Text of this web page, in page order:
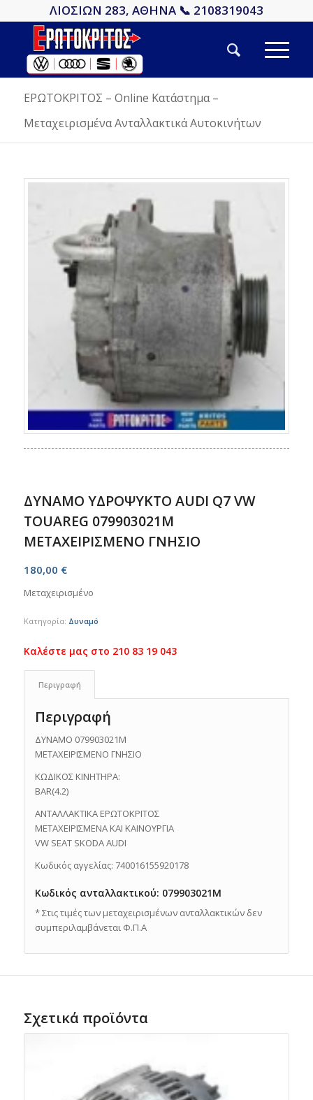
ΛΙΟΣΙΩΝ 283, ΑΘΗΝΑ 📞 2108319043
ΕΡΩΤΟΚΡΙΤΟΣ – Online Κατάστημα –
Μεταχειρισμένα Ανταλλακτικά Αυτοκινήτων
ΔΥΝΑΜΟ ΥΔΡΟΨΥΚΤΟ AUDI Q7 VW
TOUAREG 079903021M
ΜΕΤΑΧΕΙΡΙΣΜΕΝΟ ΓΝΗΣΙΟ
180,00 €
Μεταχειρισμένο
Κατηγορία: Δυναμό
Περιγραφή
Περιγραφή
ΔΥΝΑΜΟ 079903021M
ΜΕΤΑΧΕΙΡΙΣΜΕΝΟ ΓΝΗΣΙΟ
ΚΩΔΙΚΟΣ ΚΙΝΗΤΗΡΑ:
BAR(4.2)
ΑΝΤΑΛΛΑΚΤΙΚΑ ΕΡΩΤΟΚΡΙΤΟΣ
ΜΕΤΑΧΕΙΡΙΣΜΕΝΑ ΚΑΙ ΚΑΙΝΟΥΡΓΙΑ
VW SEAT SKODA AUDI
Κωδικός αγγελίας: 740016155920178
Κωδικός ανταλλακτικού: 079903021M
* Στις τιμές των μεταχειρισμένων ανταλλακτικών δεν
συμπεριλαμβάνεται Φ.Π.Α
Σχετικά προϊόντα